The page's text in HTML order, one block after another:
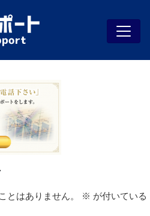
とはありません。 ※ が付いている